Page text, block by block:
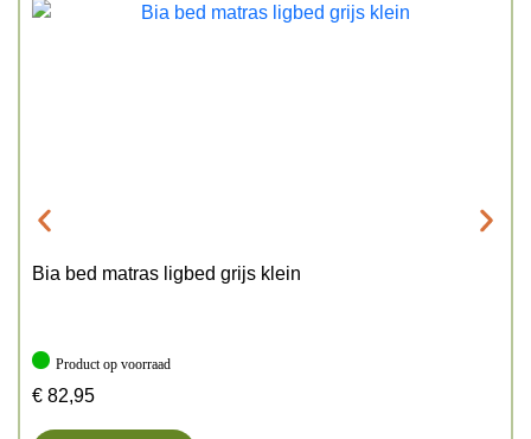
Bia bed matras ligbed grijs klein
Product op voorraad
€ 82,95